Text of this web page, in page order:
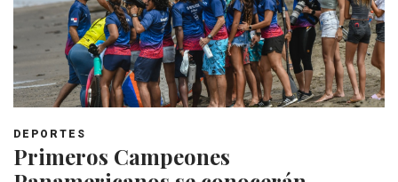
DEPORTES
Primeros Campeones